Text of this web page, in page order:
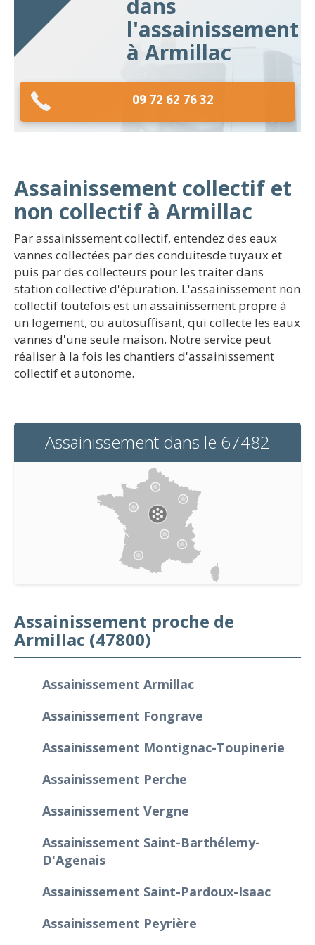
dans
l'assainissement
à Armillac
09 72 62 76 32
Assainissement collectif et
non collectif à Armillac
Par assainissement collectif, entendez des eaux
vannes collectées par des conduitesde tuyaux et
puis par des collecteurs pour les traiter dans
station collective d'épuration. L'assainissement non
collectif toutefois est un assainissement propre à
un logement, ou autosuffisant, qui collecte les eaux
vannes d'une seule maison. Notre service peut
réaliser à la fois les chantiers d'assainissement
collectif et autonome.
Assainissement dans le 67482
Assainissement proche de
Armillac (47800)
Assainissement Armillac
Assainissement Fongrave
Assainissement Montignac-Toupinerie
Assainissement Perche
Assainissement Vergne
Assainissement Saint-Barthélemy-
D'Agenais
Assainissement Saint-Pardoux-Isaac
Assainissement Peyrière